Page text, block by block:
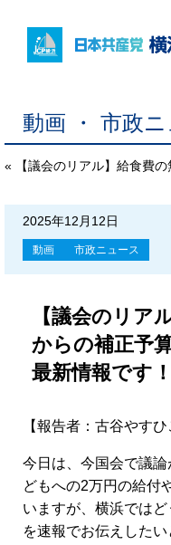
動画 ・ 市政ニ
« 【議会のリアル】給食費の
2025年12月12日
動画 市政ニュース
【議会のリア
からの補正予
最新情報です！
【報告者：古谷やす
今日は、今国会で議
どもへの2万円の給付
いますが、横浜では
を速報でお伝えしたい